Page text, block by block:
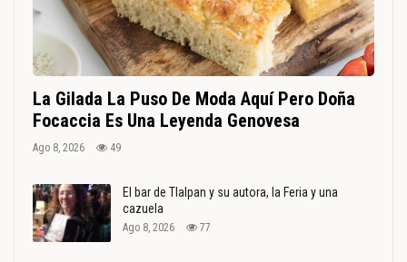
La Gilada La Puso De Moda Aquí Pero Doña
Focaccia Es Una Leyenda Genovesa
Ago 8, 2026 49
El bar de Tlalpan y su autora, la Feria y una
cazuela
Ago 8, 2026 77